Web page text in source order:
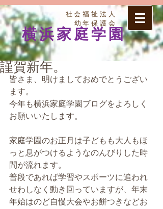
社会福祉法人
幼年保護会
横浜家庭学園
謹賀新年。
皆さま、明けましておめでとうござい
ます。
今年も横浜家庭学園ブログをよろしく
お願いいたします。
家庭学園のお正月は子どもも大人もほ
っと息がつけるようなのんびりした時
間が流れます。
普段であれば学習やスポーツに追われ
せわしなく動き回っていますが、年末
年始はのど自慢大会やお餅つきなどお